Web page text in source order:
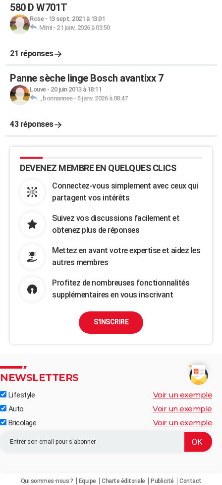
580 D W701T
Rose- 13 sept. 2021 à 13:01
Mimi- 21 janv. 2026 à 03:50
21 réponses
Panne sèche linge Bosch avantixx 7
Louve- 20 juin 2013 à 18:11
_bonnannee- 5 janv. 2026 à 08:47
43 réponses
DEVENEZ MEMBRE EN QUELQUES CLICS
Connectez-vous simplement avec ceux qui
partagent vos intérêts
Suivez vos discussions facilement et
obtenez plus de réponses
Mettez en avant votre expertise et aidez les
autres membres
Profitez de nombreuses fonctionnalités
supplémentaires en vous inscrivant
S'INSCRIRE
NEWSLETTERS
Lifestyle Voir un exemple
Auto Voir un exemple
Bricolage Voir un exemple
Qui sommes-nous ? Equipe Charte éditoriale Publicité Contact